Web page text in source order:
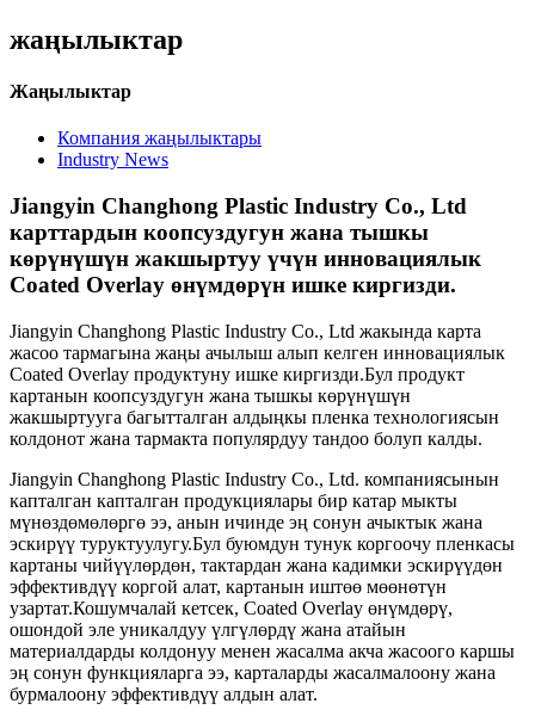
жаңылыктар
Жаңылыктар
Компания жаңылыктары
Industry News
Jiangyin Changhong Plastic Industry Co., Ltd
карттардын коопсуздугун жана тышкы
көрүнүшүн жакшыртуу үчүн инновациялык
Coated Overlay өнүмдөрүн ишке киргизди.
Jiangyin Changhong Plastic Industry Co., Ltd жакында карта
жасоо тармагына жаңы ачылыш алып келген инновациялык
Coated Overlay продуктуну ишке киргизди.Бул продукт
картанын коопсуздугун жана тышкы көрүнүшүн
жакшыртууга багытталган алдыңкы пленка технологиясын
колдонот жана тармакта популярдуу тандоо болуп калды.
Jiangyin Changhong Plastic Industry Co., Ltd. компаниясынын
капталган капталган продукциялары бир катар мыкты
мүнөздөмөлөргө ээ, анын ичинде эң сонун ачыктык жана
эскирүү туруктуулугу.Бул буюмдун тунук коргоочу пленкасы
картаны чийүүлөрдөн, тактардан жана кадимки эскирүүдөн
эффективдүү коргой алат, картанын иштөө мөөнөтүн
узартат.Кошумчалай кетсек, Coated Overlay өнүмдөрү,
ошондой эле уникалдуу үлгүлөрдү жана атайын
материалдарды колдонуу менен жасалма акча жасоого каршы
эң сонун функцияларга ээ, карталарды жасалмалоону жана
бурмалоону эффективдүү алдын алат.